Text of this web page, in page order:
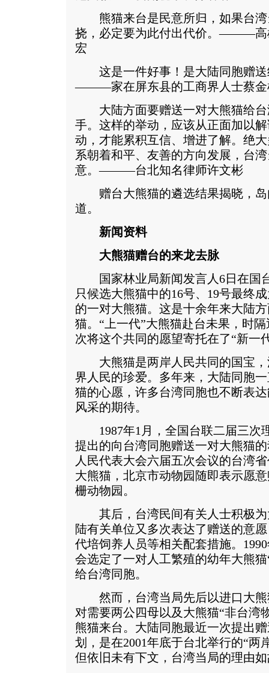
熊猫来台是民意所归，如果台湾
挠，必定要为此付出代价。———高
宏
这是一件好事！是大陆同胞赠送
———家在屏东县的工商界人士蔡金
大陆方面要赠送一对大熊猫给台
手。这样的举动，应该从正面加以
动，才能累积互信、增进了解。绝
系朝着和平、友善的方向发展，台
意。———台北知名律师许文彬
赠台大熊猫的遴选结果揭晓，岛
道。
新闻资料
大熊猫赠台的来龙去脉
国家林业局新闻发言人6日在国
只候选大熊猫中的16号、19号最终
的一对大熊猫。这是十余年来大陆
猫。“上一代”大熊猫赴台未果，时
次将这个共同的愿望寄托在了“新一
大熊猫是两岸人民共同的国宝，
界人民的珍爱。多年来，大陆同胞
猫的心愿，许多台湾同胞也不断表
风采的期待。
1987年1月，全国台联二届三次
提出的向台湾同胞赠送一对大熊猫
人民代表大会六届五次会议的台湾
大熊猫，北京市动物园随即表示愿
栅动物园。
其后，台湾民间有关人士积极为
陆有关单位又多次表达了赠送的意
代培饲养人员等相关配套措施。
会选定了一对人工繁殖的幼年大熊
给台湾同胞。
然而，台湾当局先后以进口大熊
对需要两公四母以及大熊猫“非台湾
熊猫来台。大陆同胞最近一次提出
划，是在2001年底于台北举行的“两
但依旧未有下文，台湾当局的理由